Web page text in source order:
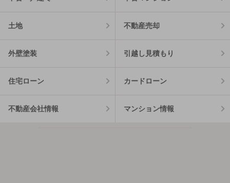
土地 不動産売却
外壁塗装 引越し見積もり
住宅ローン カードローン
不動産会社情報 マンション情報